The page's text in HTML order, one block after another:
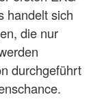
handelt sich
die nur
durchgeführt